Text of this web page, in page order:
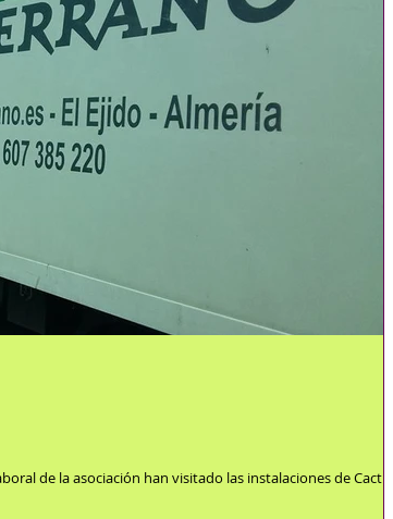
de la asociación han visitado las instalaciones de Cactus